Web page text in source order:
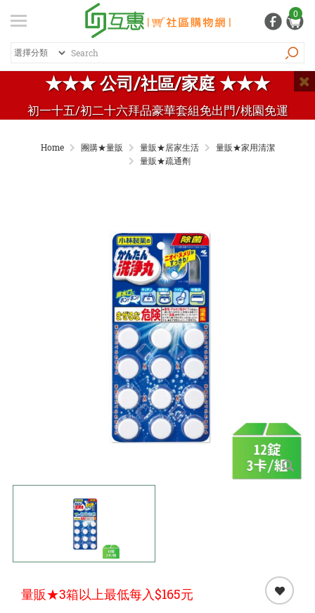
★★★ 公司/社區/家庭 ★★★
初一十五/初二十六拜品豪華套組免出門/桃園免運
0
登入 / 註冊
紅利專區
熱銷商品
Home 團購★量販 量販★居家生活
量販★家用清潔
量販★疏通劑
量販★3箱以上最低每入$165元